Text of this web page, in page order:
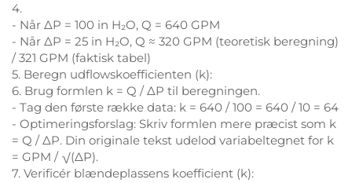
4.
- Når ΔP = 100 in H₂O, Q = 640 GPM
- Når ΔP = 25 in H₂O, Q ≈ 320 GPM (teoretisk beregning)
/ 321 GPM (faktisk tabel)
5. Beregn udflowskoefficienten (k):
6. Brug formlen k = Q / ΔP til beregningen.
- Tag den første række data: k = 640 / 100 = 640 / 10 = 64
- Optimeringsforslag: Skriv formlen mere præcist som k
= Q / ΔP. Din originale tekst udelod variabeltegnet for k
= GPM / √(ΔP).
7. Verificér blændeplassens koefficient (k):